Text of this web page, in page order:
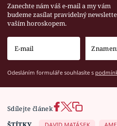
Zanechte nám váš e-mail a my vám
budeme zasílat pravidelný
vaším horoskopem.
Odesláním formuláře souhlasíte s
Sdílejte článek